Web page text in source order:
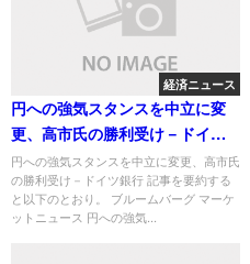
経済ニュース
円への強気スタンスを中立に変
更、高市氏の勝利受け－ドイツ
銀行
円への強気スタンスを中立に変更、高市氏
の勝利受け－ドイツ銀行 記事を要約する
と以下のとおり。 ブルームバーグ マーケ
ットニュース 円への強気...